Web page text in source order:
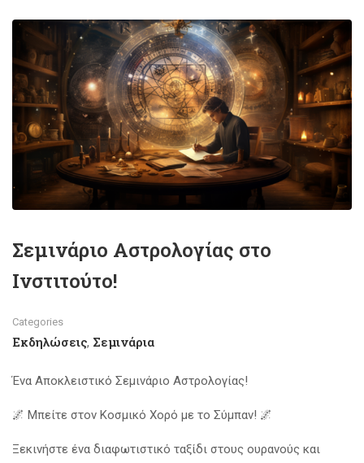
Σεμινάριο Αστρολογίας στο
Ινστιτούτο!
Categories
Εκδηλώσεις, Σεμινάρια
Ένα Αποκλειστικό Σεμινάριο Αστρολογίας!
🌌 Μπείτε στον Κοσμικό Χορό με το Σύμπαν! 🌌
Ξεκινήστε ένα διαφωτιστικό ταξίδι στους ουρανούς και